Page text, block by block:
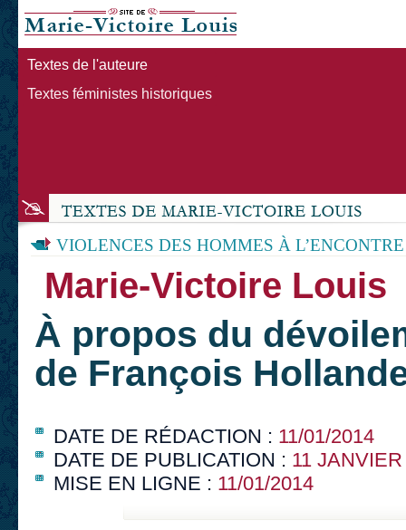
Textes de l'auteure
Textes féministes historiques
VIOLENCES DES HOMMES À
Marie-Victoire Louis
À propos du
de François
DATE DE RÉDACTION : 11/01/2014
DATE DE PUBLICATION : 11
MISE EN LIGNE : 11/01/2014